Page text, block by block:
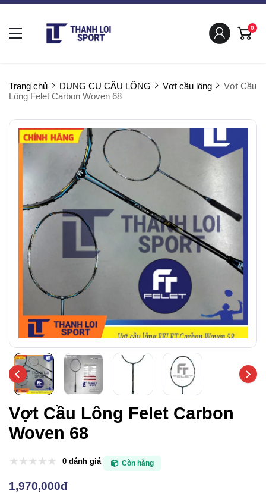
0
Trang chủ DỤNG CỤ CẦU LÔNG Vợt cầu lông
Vợt Cầu
Lông Felet Carbon Woven 68
Vợt Cầu Lông Felet Carbon
Woven 68
0 đánh giá Còn hàng
1,970,000đ